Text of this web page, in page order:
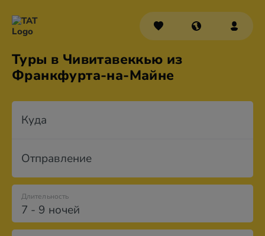
Туры в Чивитавеккью из
Франкфурта-на-Майне
Куда
Отправление
7 - 9 ночей
Длительность